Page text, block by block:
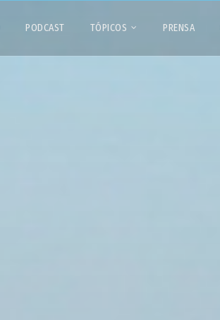
PODCAST TÓPICOS PRENSA